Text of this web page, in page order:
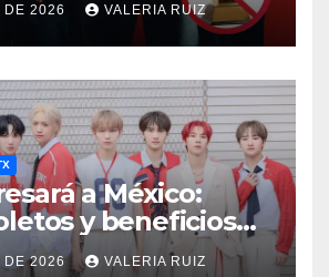
DE 2026 VALERIA RUIZ
a México:
y beneficios
DE 2026 VALERIA RUIZ